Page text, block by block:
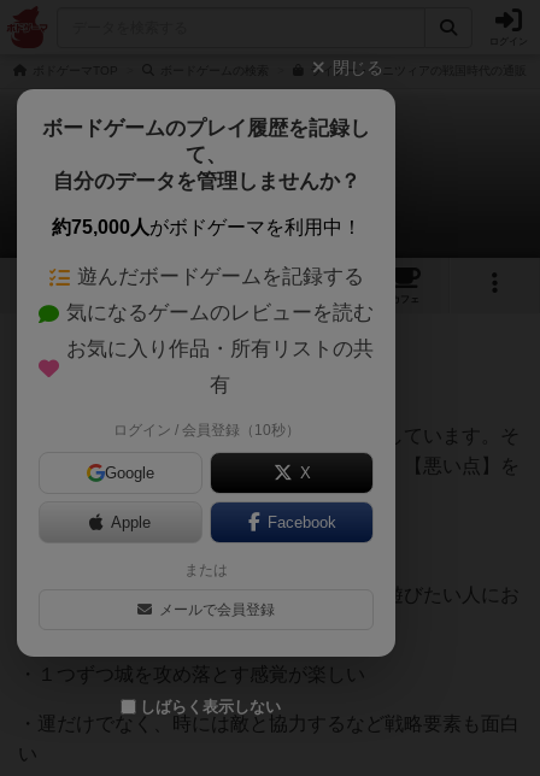
ライナー・クニツィアの戦国時代の通販/
戦国時代
てうさんのレビュー
7 9
カフェ
151名 0名 1 12ヶ月前
様々なボードゲームのレビュー記事を掲載しています。そ
の中から【おすすめポイント】と【良い点】【悪い点】を
【おすすめポイント】
・サイコロをたくさん振るボードゲームで遊びたい人にお
・１つずつ城を攻め落とす感覚が楽しい
・運だけでなく、時には敵と協力するなど戦略要素も面白
い
閉じる
ボードゲームのプレイ履歴を記録し
て、
自分のデータを管理しませんか？
約75,000人がボドゲーマを利用中！
遊んだボードゲームを記録する
気になるゲームのレビューを読む
お気に入り作品・所有リストの共
有
ログイン / 会員登録（10秒）
Google X
Apple Facebook
または
メールで会員登録
しばらく表示しない